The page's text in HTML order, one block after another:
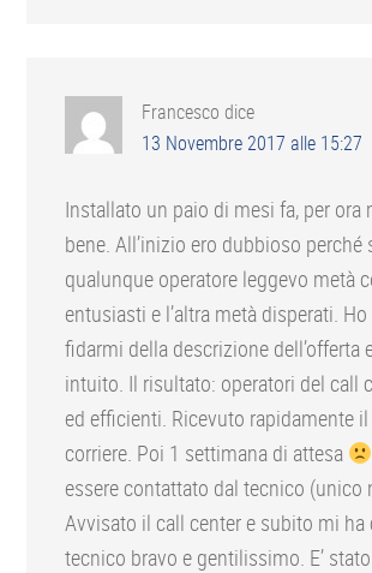
Francesco dice
13 Novembre 2017 alle 15:27
Installato un paio di mesi fa, per ora
bene. All’inizio ero dubbioso perché
qualunque operatore leggevo metà
entusiasti e l’altra metà disperati.
fidarmi della descrizione dell’offerta
intuito. Il risultato: operatori del call
ed efficienti. Ricevuto rapidamente
corriere. Poi 1 settimana di attesa
essere contattato dal tecnico (unico
Avvisato il call center e subito mi ha
tecnico bravo e gentilissimo. E’